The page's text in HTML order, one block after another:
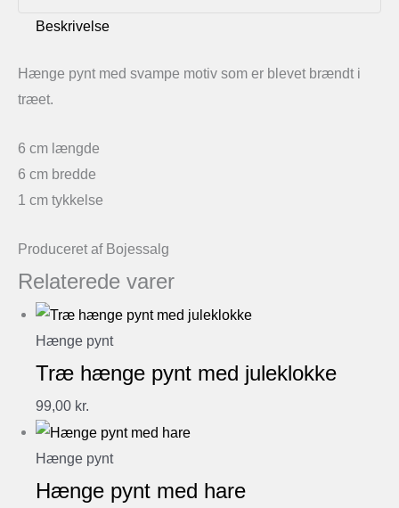
Beskrivelse
Hænge pynt med svampe motiv som er blevet brændt i
træet.
6 cm længde
6 cm bredde
1 cm tykkelse
Produceret af Bojessalg
Relaterede varer
Hænge pynt
Træ hænge pynt med juleklokke
99,00 kr.
Hænge pynt
Hænge pynt med hare